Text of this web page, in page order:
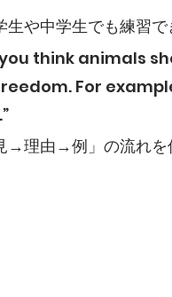
生や中学生でも練習
you think animals
For
→理由→例」の流れを